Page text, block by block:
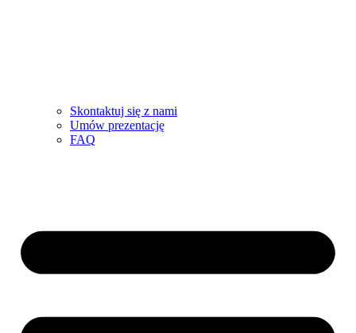
Skontaktuj się z nami
Umów prezentację
FAQ